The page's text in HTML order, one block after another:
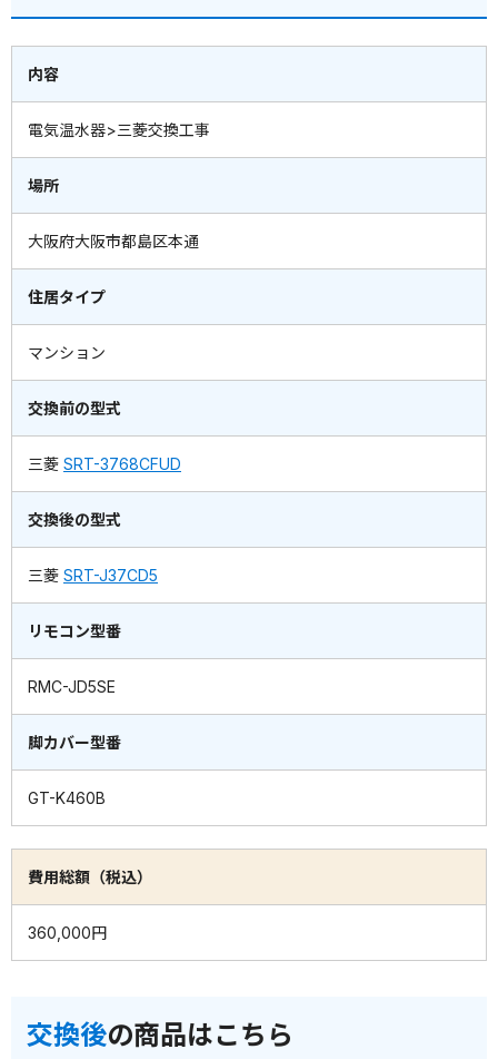
内容
電気温水器>三菱交換工事
場所
大阪府大阪市都島区本通
住居タイプ
マンション
交換前の型式
三菱 SRT-3768CFUD
交換後の型式
三菱 SRT-J37CD5
リモコン型番
RMC-JD5SE
脚カバー型番
GT-K460B
費用総額（税込）
360,000円
交換後の商品はこちら